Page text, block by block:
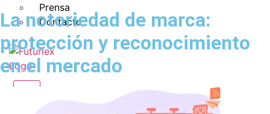
Prensa
Contacto
La notoriedad de marca:
protección y reconocimiento
en el mercado